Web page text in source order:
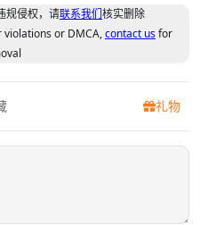
规侵权，请联系我们核实删除
or DMCA,contact usfor
礼物